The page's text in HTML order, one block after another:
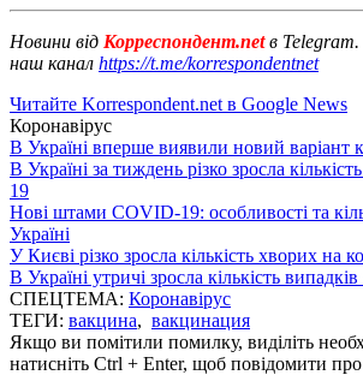
Новини від Корреспондент.netв
наш канал https://t.me/korrespondentnet
Читайте Korrespondent.net в Google News
Коронавірус
В Україні вперше виявили новий варіант
В Україні за тиждень різко зросла
19
Нові штами COVID-19: особливості та
Україні
У Києві різко зросла кількість хворих на
В Україні утричі зросла кількість
СПЕЦТЕМА: Коронавірус
ТЕГИ: вакцина, вакцинация
Якщо ви помітили помилку, виділіть
натисніть Ctrl + Enter, щоб повідомити